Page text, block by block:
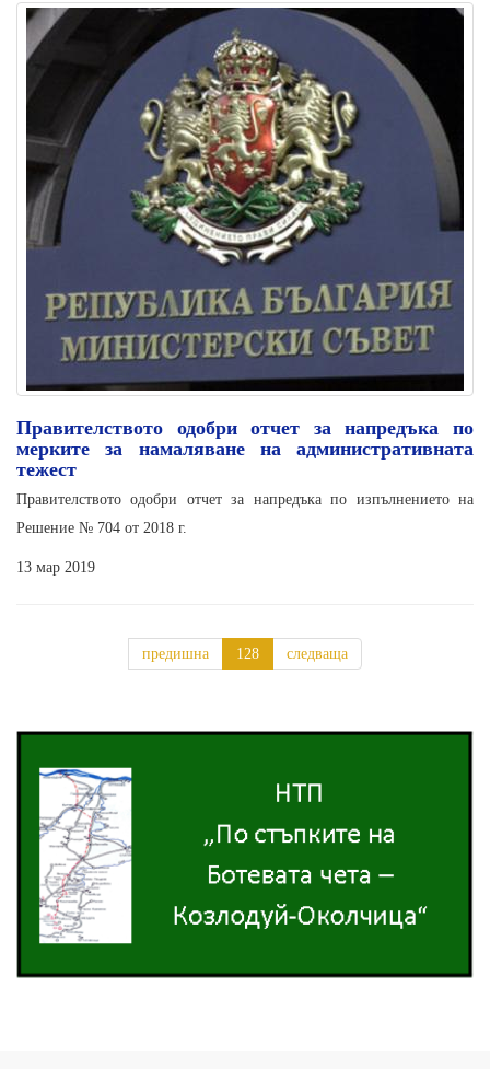
Правителството одобри отчет за напредъка по
мерките за намаляване на административната
тежест
Правителството одобри отчет за напредъка по изпълнението на
Решение № 704 от 2018 г.
13 мар 2019
предишна 128 следваща